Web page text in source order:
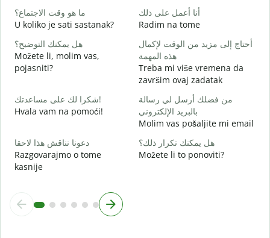
ما هو وقت الاجتماع؟
U koliko je sati sastanak?
أنا أعمل على ذلك
Radim na tome
هل يمكنك التوضيح؟
Možete li, molim vas,
pojasniti?
أحتاج إلى مزيد من الوقت لإكمال
هذه المهمة
Treba mi više vremena da
završim ovaj zadatak
شكرا لك على مساعدتك!
Hvala vam na pomoći!
من فضلك أرسل لي رسالة
بالبريد الإلكتروني
Molim vas pošaljite mi email
دعونا نناقش هذا لاحقا
Razgovarajmo o tome
kasnije
هل يمكنك تكرار ذلك؟
Možete li to ponoviti?